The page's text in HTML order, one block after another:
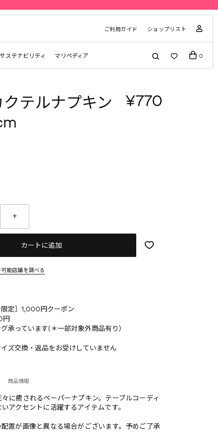
ご利用ガイド ショップリスト
サステナビリティ マリペディア 0
テルナプキン
¥770
カートに追加
能店舗を調べる
定］1,000円クーポン
円
承っています(＊一部対象外商品有り）
ズ交換・返品をお受けしていません
に癒されるペーパーナプキン。テーブルコーディ
アクセントに活躍するアイテムです。
置が画像と異なる場合がございます。予めご了承
商品情報